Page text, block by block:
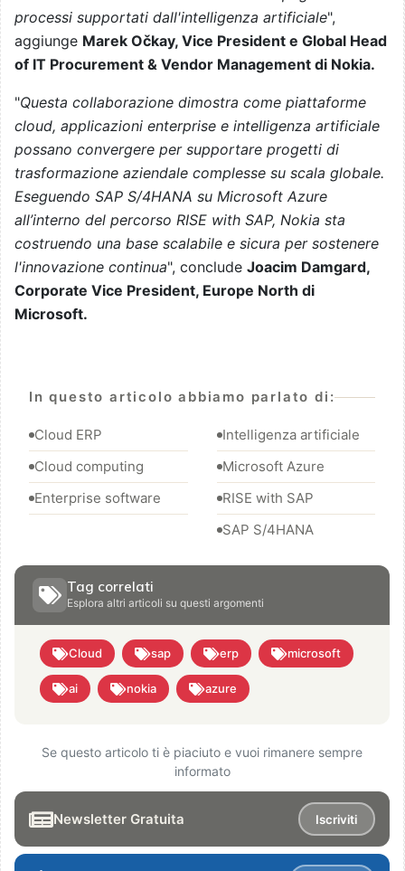
processi supportati dall'intelligenza artificiale",
aggiunge Marek Očkay, Vice President e Global Head
of IT Procurement & Vendor Management di Nokia.
"Questa collaborazione dimostra come piattaforme
cloud, applicazioni enterprise e intelligenza artificiale
possano convergere per supportare progetti di
trasformazione aziendale complesse su scala globale.
Eseguendo SAP S/4HANA su Microsoft Azure
all’interno del percorso RISE with SAP, Nokia sta
costruendo una base scalabile e sicura per sostenere
l'innovazione continua", conclude Joacim Damgard,
Corporate Vice President, Europe North di
Microsoft.
In questo articolo abbiamo parlato di:
Cloud ERP
Cloud computing
Enterprise software
Intelligenza artificiale
Microsoft Azure
RISE with SAP
SAP S/4HANA
Tag correlati
Esplora altri articoli su questi argomenti
Cloud sap erp microsoft
ai nokia azure
Se questo articolo ti è piaciuto e vuoi rimanere sempre
informato
Newsletter Gratuita Iscriviti